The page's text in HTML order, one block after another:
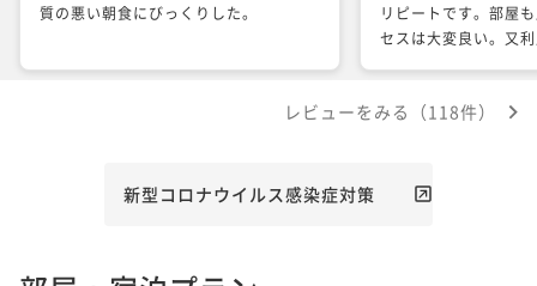
質の悪い朝食にびっくりした。
リピートです。部屋
セスは大変良い。又
レビューをみる（118件）
新型コロナウイルス感染症対策